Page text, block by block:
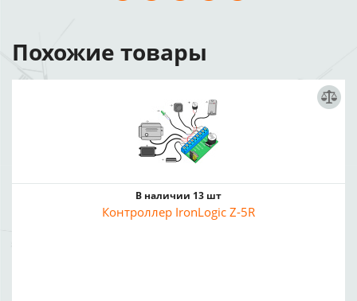
Похожие товары
В наличии 13 шт
Контроллер IronLogic Z-5R